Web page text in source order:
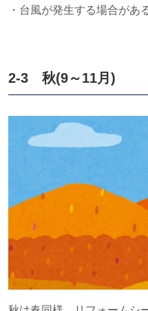
・台風が発生する場合があ
2-3 秋(9～11月 )